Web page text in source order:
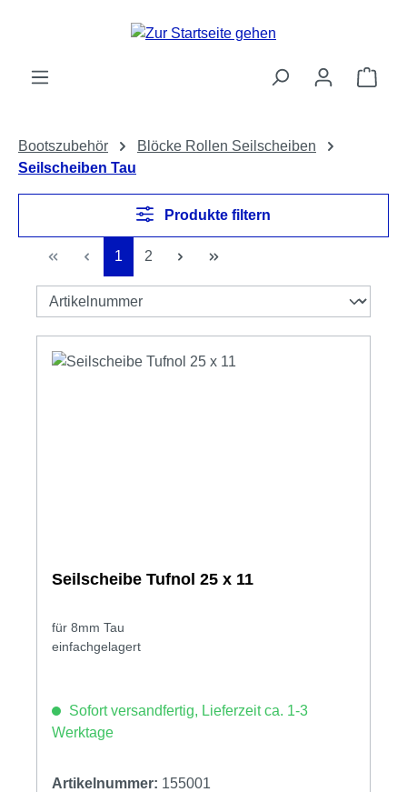
Zum Hauptinhalt springen
Bootszubehör
Blöcke Rollen Seilscheiben
Seilscheiben Tau
Produkte filtern
Seite
1 Seite
2
Seilscheibe Tufnol 25 x 11
für 8mm Tau
einfachgelagert
Sofort versandfertig, Lieferzeit ca. 1-3
Werktage
Artikelnummer: 155001